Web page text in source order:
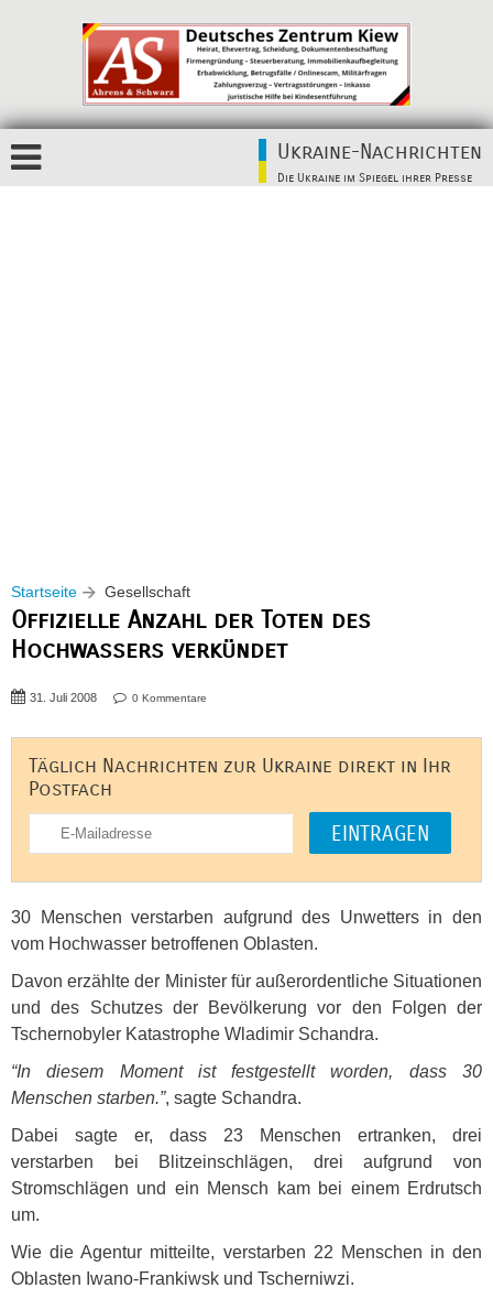
Ukraine-Nachrichten
Die Ukraine im Spiegel ihrer Presse
Startseite Gesellschaft
Offizielle Anzahl der Toten des
Hochwassers verkündet
31. Juli 2008 0 Kommentare
Täglich Nachrichten zur Ukraine direkt in Ihr
Postfach
30 Menschen verstarben aufgrund des Unwetters in den
vom Hochwasser betroffenen Oblasten.
Davon erzählte der Minister für außerordentliche Situationen
und des Schutzes der Bevölkerung vor den Folgen der
Tschernobyler Katastrophe Wladimir Schandra.
“In diesem Moment ist festgestellt worden, dass 30
Menschen starben.”, sagte Schandra.
Dabei sagte er, dass 23 Menschen ertranken, drei
verstarben bei Blitzeinschlägen, drei aufgrund von
Stromschlägen und ein Mensch kam bei einem Erdrutsch
um.
Wie die Agentur mitteilte, verstarben 22 Menschen in den
Oblasten Iwano-Frankiwsk und Tscherniwzi.